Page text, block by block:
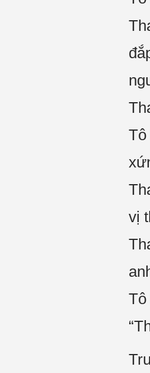
Tô
vị
Tô